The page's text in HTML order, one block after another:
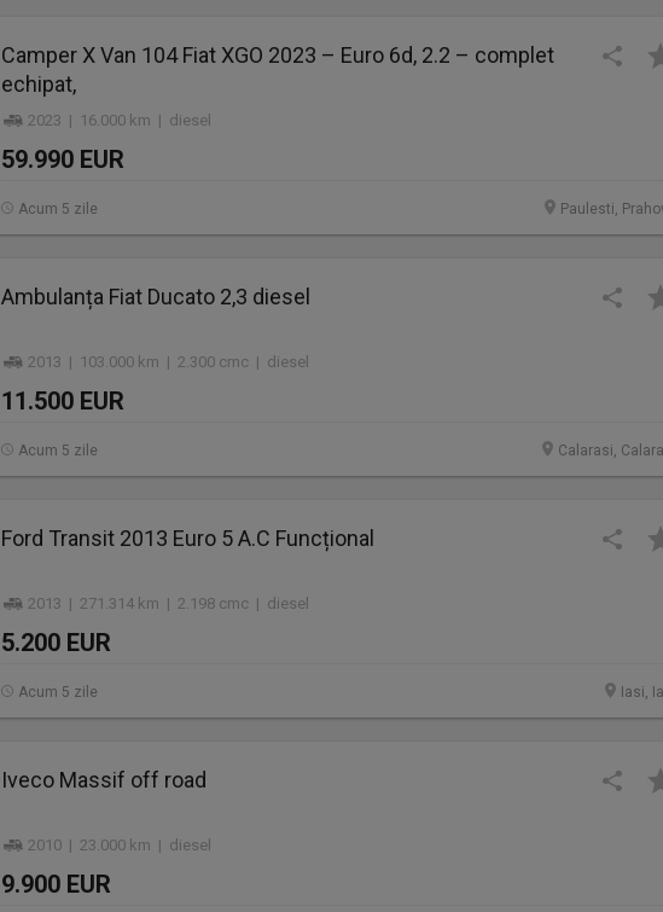
Camper X Van 104 Fiat XGO 2023 – Euro 6d, 2.2 – complet
echipat,
2023 | 16.000 km | diesel
59.990 EUR
Paulesti,
Acum 5 zile
Ambulanța Fiat Ducato 2,3 diesel
2013 | 103.000 km | 2.300 cmc | diesel
11.500 EUR
Calarasi,
Acum 5 zile
Ford Transit 2013 Euro 5 A.C Funcțional
2013 | 271.314 km | 2.198 cmc | diesel
5.200 EUR
Iasi,
Acum 5 zile
Iveco Massif off road
2010 | 23.000 km | diesel
9.900 EUR